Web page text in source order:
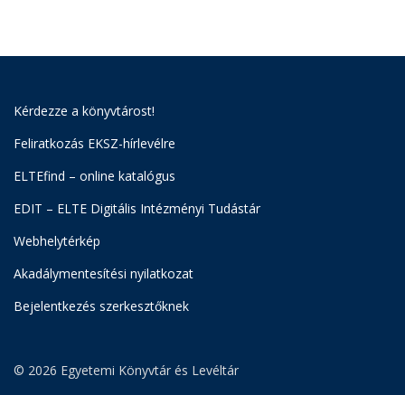
Kérdezze a könyvtárost!
Feliratkozás EKSZ-hírlevélre
ELTEfind – online katalógus
EDIT – ELTE Digitális Intézményi Tudástár
Webhelytérkép
Akadálymentesítési nyilatkozat
Bejelentkezés szerkesztőknek
© 2026 Egyetemi Könyvtár és Levéltár